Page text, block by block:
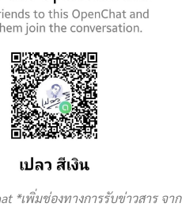
*เพิ่มช่องทางการรับข่าวสาร จาก